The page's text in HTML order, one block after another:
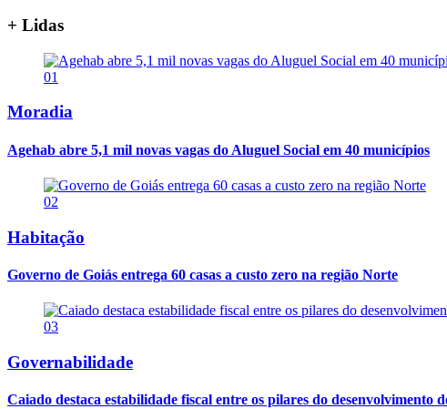
+ Lidas
01
Moradia
Agehab abre 5,1 mil novas vagas do Aluguel Social em 40 municípios
02
Habitação
Governo de Goiás entrega 60 casas a custo zero na região Norte
03
Governabilidade
Caiado destaca estabilidade fiscal entre os pilares do desenvolvimento